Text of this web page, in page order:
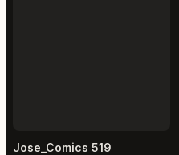
Jose_Comics 519